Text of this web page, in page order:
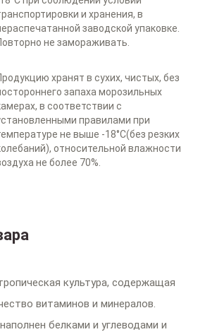
и хранения, в
заводской упаковке.
не замораживать.
хранят в сухих, чистых, без
запаха морозильных
в соответствии с
правилами при
не выше -18°С(без резких
относительной влажности
не более 70%.
культура, содержащая
витаминов и минералов.
белками и углеводами и